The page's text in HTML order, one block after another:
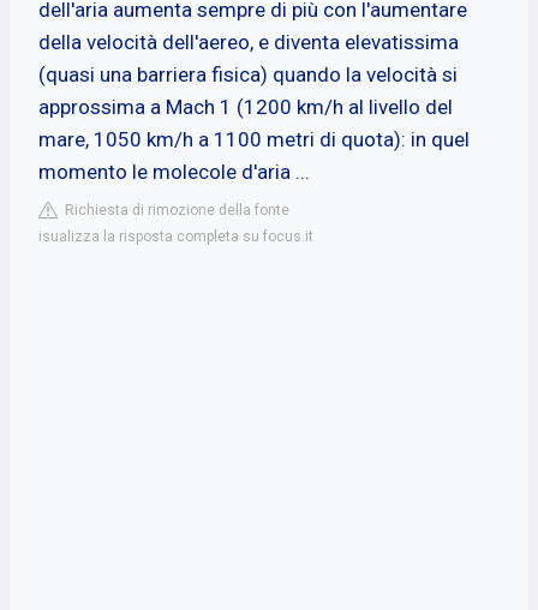
dell'aria aumenta sempre di più con l'aumentare
della velocità dell'aereo, e diventa elevatissima
(quasi una barriera fisica) quando la velocità si
approssima a Mach 1 (1200 km/h al livello del
mare, 1050 km/h a 1100 metri di quota): in quel
momento le molecole d'aria ...
Richiesta di rimozione della fonte
isualizza la risposta completa su focus.it